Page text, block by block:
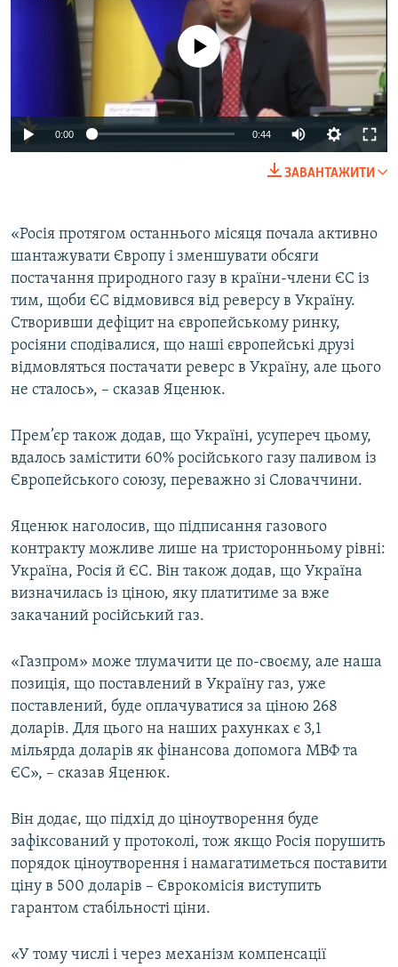
Усі сайти RFE/RL
No media source currently available
0:00 0:44
ЗАВАНТАЖИТИ
«Росія протягом останнього місяця почала активно
шантажувати Європу і зменшувати обсяги
постачання природного газу в країни-члени ЄС із
тим, щоби ЄС відмовився від реверсу в Україну.
Створивши дефіцит на європейському ринку,
росіяни сподівалися, що наші європейські друзі
відмовляться постачати реверс в Україну, але цього
не сталось», – сказав Яценюк.
Прем’єр також додав, що Україні, усупереч цьому,
вдалось замістити 60% російського газу паливом із
Європейського союзу, переважно зі Словаччини.
Яценюк наголосив, що підписання газового
контракту можливе лише на тристоронньому рівні:
Україна, Росія й ЄС. Він також додав, що Україна
визначилась із ціною, яку платитиме за вже
закачаний російський газ.
«Газпром» може тлумачити це по-своєму, але наша
позиція, що поставлений в Україну газ, уже
поставлений, буде оплачуватися за ціною 268
доларів. Для цього на наших рахунках є 3,1
мільярда доларів як фінансова допомога МВФ та
ЄС», – сказав Яценюк.
Він додає, що підхід до ціноутворення буде
зафіксований у протоколі, тож якщо Росія порушить
порядок ціноутворення і намагатиметься поставити
ціну в 500 доларів – Єврокомісія виступить
гарантом стабільності ціни.
«У тому числі і через механізм компенсації